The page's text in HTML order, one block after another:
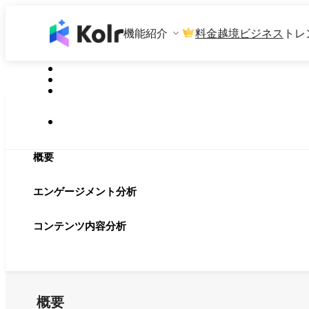
機能紹介 料金越境ビジネス ト
概要
エンゲージメント分析
コンテンツ内容分析
概要